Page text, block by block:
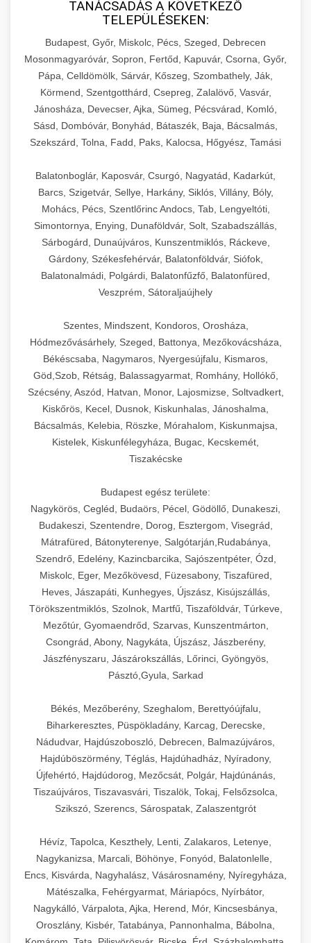
TANÁCSADÁS A KÖVETKEZŐ
TELEPÜLÉSEKEN:
Budapest, Győr, Miskolc, Pécs, Szeged, Debrecen
Mosonmagyaróvár, Sopron, Fertőd, Kapuvár, Csorna, Győr,
Pápa, Celldömölk, Sárvár, Kőszeg, Szombathely, Ják,
Körmend, Szentgotthárd, Csepreg, Zalalövő, Vasvár,
Jánosháza, Devecser, Ajka, Sümeg, Pécsvárad, Komló,
Sásd, Dombóvár, Bonyhád, Bátaszék, Baja, Bácsalmás,
Szekszárd, Tolna, Fadd, Paks, Kalocsa, Hőgyész, Tamási
Balatonboglár, Kaposvár, Csurgó, Nagyatád, Kadarkút,
Barcs, Szigetvár, Sellye, Harkány, Siklós, Villány, Bóly,
Mohács, Pécs, Szentlőrinc Andocs, Tab, Lengyeltóti,
Simontornya, Enying, Dunaföldvár, Solt, Szabadszállás,
Sárbogárd, Dunaújváros, Kunszentmiklós, Ráckeve,
Gárdony, Székesfehérvár, Balatonföldvár, Siófok,
Balatonalmádi, Polgárdi, Balatonfűzfő, Balatonfüred,
Veszprém, Sátoraljaújhely
Szentes, Mindszent, Kondoros, Orosháza,
Hódmezővásárhely, Szeged, Battonya, Mezőkovácsháza,
Békéscsaba, Nagymaros, Nyergesújfalu, Kismaros,
Göd,Szob, Rétság, Balassagyarmat, Romhány, Hollókő,
Szécsény, Aszód, Hatvan, Monor, Lajosmizse, Soltvadkert,
Kiskőrös, Kecel, Dusnok, Kiskunhalas, Jánoshalma,
Bácsalmás, Kelebia, Röszke, Mórahalom, Kiskunmajsa,
Kistelek, Kiskunfélegyháza, Bugac, Kecskemét,
Tiszakécske
Budapest egész területe:
Nagykörös, Cegléd, Budaörs, Pécel, Gödöllő, Dunakeszi,
Budakeszi, Szentendre, Dorog, Esztergom, Visegrád,
Mátrafüred, Bátonyterenye, Salgótarján,Rudabánya,
Szendrő, Edelény, Kazincbarcika, Sajószentpéter, Ózd,
Miskolc, Eger, Mezőkövesd, Füzesabony, Tiszafüred,
Heves, Jászapáti, Kunhegyes, Újszász, Kisújszállás,
Törökszentmiklós, Szolnok, Martfű, Tiszaföldvár, Túrkeve,
Mezőtúr, Gyomaendrőd, Szarvas, Kunszentmárton,
Csongrád, Abony, Nagykáta, Újszász, Jászberény,
Jászfényszaru, Jászárokszállás, Lőrinci, Gyöngyös,
Pásztó,Gyula, Sarkad
Békés, Mezőberény, Szeghalom, Berettyóújfalu,
Biharkeresztes, Püspökladány, Karcag, Derecske,
Nádudvar, Hajdúszoboszló, Debrecen, Balmazújváros,
Hajdúböszörmény, Téglás, Hajdúhadház, Nyíradony,
Újfehértó, Hajdúdorog, Mezőcsát, Polgár, Hajdúnánás,
Tiszaújváros, Tiszavasvári, Tiszalök, Tokaj, Felsőzsolca,
Szikszó, Szerencs, Sárospatak, Zalaszentgrót
Hévíz, Tapolca, Keszthely, Lenti, Zalakaros, Letenye,
Nagykanizsa, Marcali, Böhönye, Fonyód, Balatonlelle,
Encs, Kisvárda, Nagyhalász, Vásárosnamény, Nyíregyháza,
Mátészalka, Fehérgyarmat, Máriapócs, Nyírbátor,
Nagykálló, Várpalota, Ajka, Herend, Mór, Kincsesbánya,
Oroszlány, Kisbér, Tatabánya, Pannonhalma, Bábolna,